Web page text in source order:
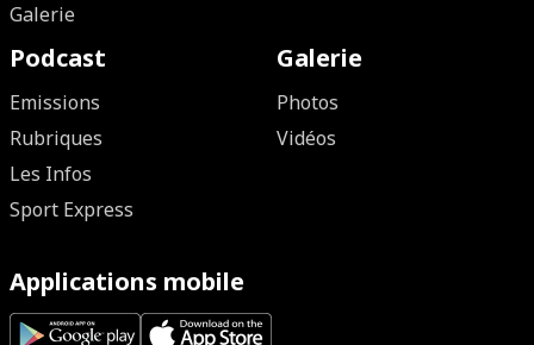
Galerie
Podcast
Emissions
Rubriques
Les Infos
Sport Express
Galerie
Photos
Vidéos
Applications mobile